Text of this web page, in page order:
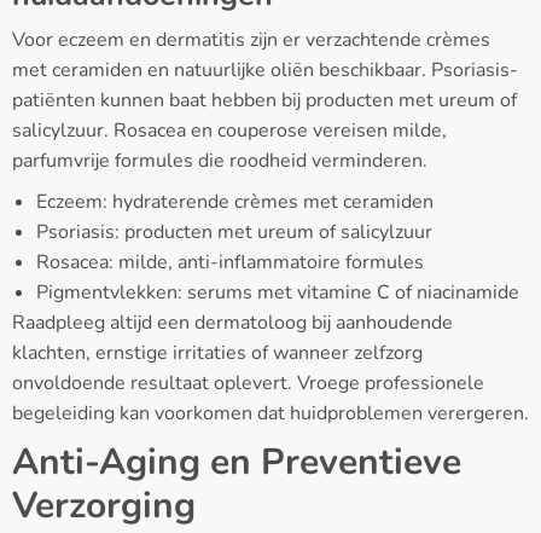
Voor eczeem en dermatitis zijn er verzachtende crèmes
met ceramiden en natuurlijke oliën beschikbaar. Psoriasis-
patiënten kunnen baat hebben bij producten met ureum of
salicylzuur. Rosacea en couperose vereisen milde,
parfumvrije formules die roodheid verminderen.
Eczeem: hydraterende crèmes met ceramiden
Psoriasis: producten met ureum of salicylzuur
Rosacea: milde, anti-inflammatoire formules
Pigmentvlekken: serums met vitamine C of niacinamide
Raadpleeg altijd een dermatoloog bij aanhoudende
klachten, ernstige irritaties of wanneer zelfzorg
onvoldoende resultaat oplevert. Vroege professionele
begeleiding kan voorkomen dat huidproblemen verergeren.
Anti-Aging en Preventieve
Verzorging